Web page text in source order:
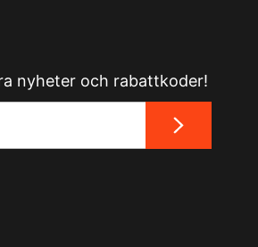
nyheter och rabattkoder!